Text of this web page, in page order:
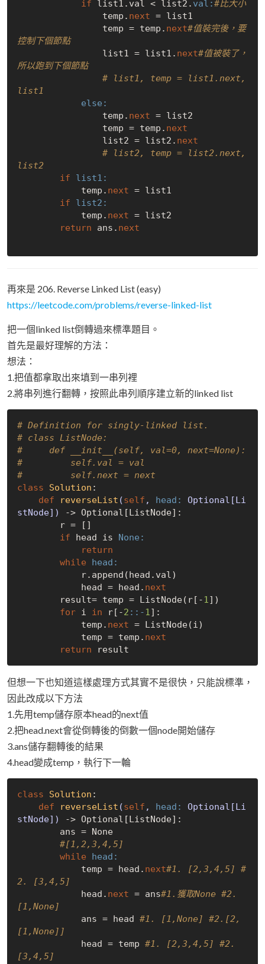
if list1.val < list2. val:#比大小
                temp.
next = list1
                temp = temp.
next#值裝完後，要
控制下個節點
                list1 = list1.
next#值被裝了，
所以跑到下個節點
# list1, temp = list1.next,
list1
else:
                temp.
next = list2
                temp = temp.
next
                list2 = list2.
next
# list2, temp = list2.next,
list2
if
list1:
            temp.
next = list1
if
list2:
            temp.
next = list2
return ans. next
再來是 206. Reverse Linked List (easy)
https://leetcode.com/problems/reverse-linked-list
把一個linked list倒轉過來標準題目。
首先是最好理解的方法：
想法：
1.把值都拿取出來填到一串列裡
2.將串列進行翻轉，按照此串列順序建立新的linked list
# Definition for singly-linked list.
# class ListNode:
#     def __init__(self, val=0, next=None):
#         self.val = val
#         self.next = next
class
Solution :
def
reverseList (self , head:
Optional[Li
stNode])
-> Optional[ListNode]:
if head is None:
return
while
head:
            head = head.
next
        result= temp = ListNode(r[-
1])
for i in r[-2 : :-1]:
            temp.
next = ListNode(i)
            temp = temp.
next
return
但想一下也知道這樣處理方式其實不是很快，只能說標準，
因此改成以下方法
1.先用temp儲存原本head的next值
2.把head.next會從倒轉後的倒數一個node開始儲存
3.ans儲存翻轉後的結果
4.head變成temp，執行下一輪
class Solution :
def
reverseList (self , head:
Optional[Li
stNode])
-> Optional[ListNode]:
#[1,2,3,4,5]
while
head:
            temp = head.
next#1. [2,3,4,5] #
2. [3,4,5]
            head.
next = ans#1.獲取None #2.
[1,None]
            ans = head
#1. [1,None] #2.[2,
[1,None]]
            head = temp
#1. [2,3,4,5] #2.
[3,4,5]